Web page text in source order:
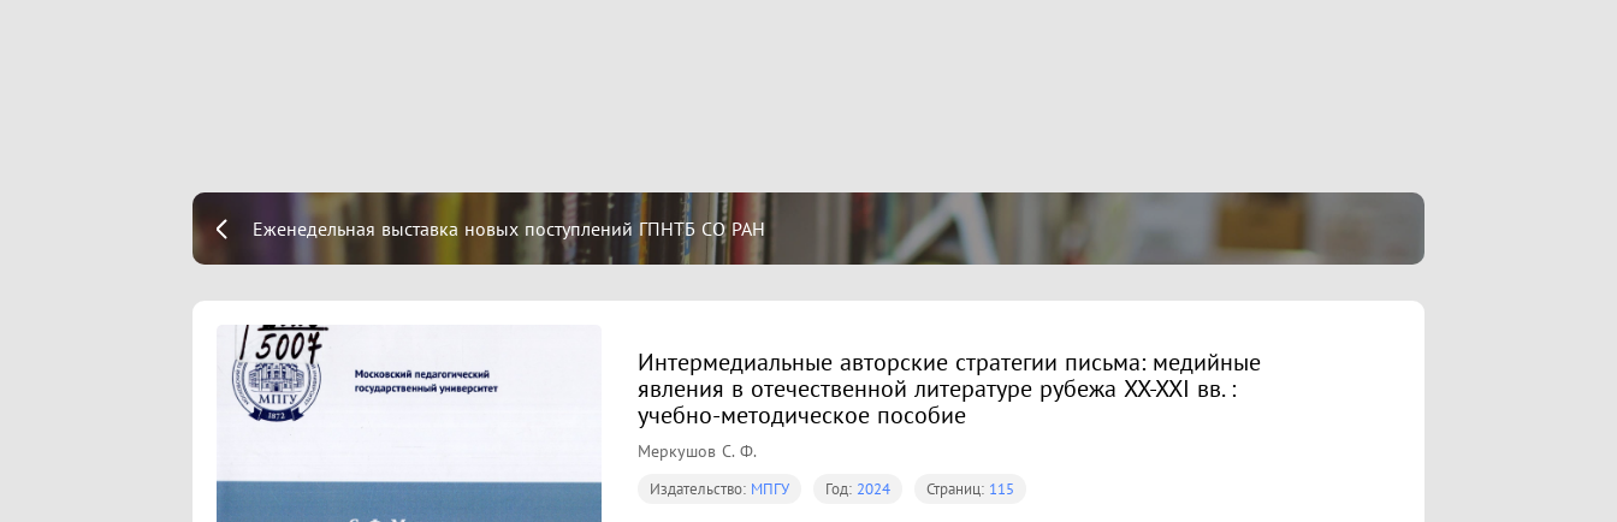
Еженедельная выставка новых поступлений ГПНТБ СО РАН
Интермедиальные авторские стратегии письма: медийные
явления в отечественной литературе рубежа XX-XXI вв. :
учебно-методическое пособие
Меркушов С. Ф.
Издательство: МПГУ Год: 2024 Страниц: 115